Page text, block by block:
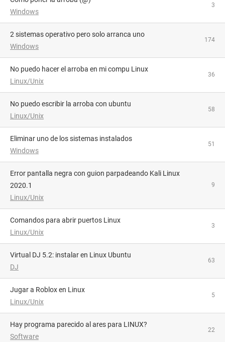
Windows
3
2 sistemas operativo pero solo arranca uno
Windows
174
No puedo hacer el arroba en mi compu Linux
Linux/Unix
36
no puedo escribir la arroba con ubuntu
Linux/Unix
58
Eliminar uno de los sistemas instalados
Windows
51
Error pantalla negra con guion parpadeando Kali Linux
2020.1
Linux/Unix
9
Comandos para abrir puertos Linux
Linux/Unix
3
Virtual DJ 5.2: instalar en Linux Ubuntu
DJ
63
Jugar a Roblox en Linux
Linux/Unix
5
hay programa parecido al ares para LINUX?
Software
22